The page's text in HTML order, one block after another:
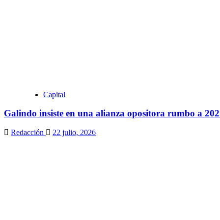
Capital
Galindo insiste en una alianza opositora rumbo a
Redacción 22 julio, 2026